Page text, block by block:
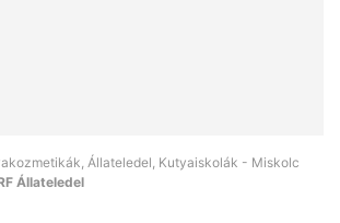
Állateledel, Kutyaiskolák - Miskolc
Állateledel